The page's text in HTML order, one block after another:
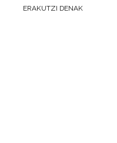
ERAKUTZI DENAK